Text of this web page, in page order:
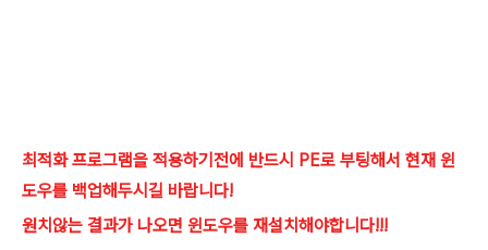
최적화 프로그램을 적용하기전에 반드시 PE로 부팅해서 현재 윈
도우를 백업해두시길 바랍니다!
원치않는 결과가 나오면 윈도우를 재설치해야합니다!!!